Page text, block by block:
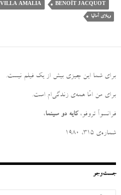
BENOÎT JACQUOT
VILLA AMALIA
ویلای آمالیا
برای شما این چیزی بیش از یک فیلم نیست.
برای من امّا همه‌ی زندگی‌ام است.
فرانسوآ تروفو، کایه دو سینما،
شماره‌ی ۳۱۵، ۱۹۸۰
جست‌وجو